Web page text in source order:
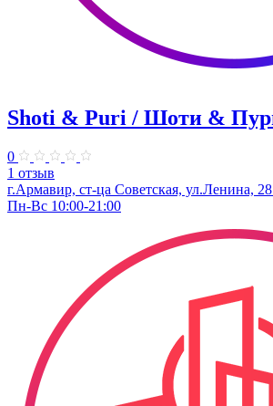
Shoti & Puri / Шоти &
0
1 отзыв
г.Армавир, ст-ца Советская, ул.Ленина,
Пн-Вс 10:00-21:00